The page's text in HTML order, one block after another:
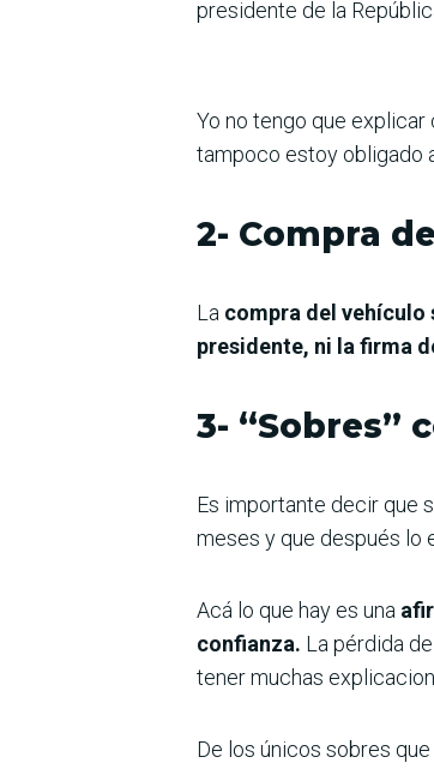
presidente de la
Yo no tengo que
tampoco estoy obligado
2- Compra
La compra del vehículo
presidente, ni la firma
3- “Sobres”
Es importante decir que
meses y que después lo
Acá lo que hay es una
confianza. La pérdida
tener muchas
De los únicos sobres